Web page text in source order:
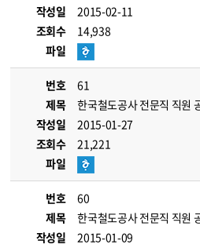
작성일
2015-02-11
조회수
14,938
파일
번호
61
제목
한국철도공사 전문직 직원
작성일
2015-01-27
조회수
21,221
파일
번호
60
제목
한국철도공사 전문직 직원
작성일
2015-01-09